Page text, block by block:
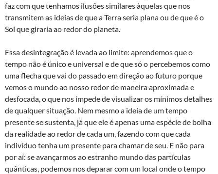
faz com que tenhamos ilusões similares àquelas que nos
transmitem as ideias de que a Terra seria plana ou de que é o
Sol que giraria ao redor do planeta.
Essa desintegração é levada ao limite: aprendemos que o
tempo não é único e universal e de que só o percebemos como
uma flecha que vai do passado em direção ao futuro porque
vemos o mundo ao nosso redor de maneira aproximada e
desfocada, o que nos impede de visualizar os mínimos detalhes
de qualquer situação. Nem mesmo a ideia de um tempo
presente se sustenta, já que ele é apenas uma espécie de bolha
da realidade ao redor de cada um, fazendo com que cada
indivíduo tenha um presente para chamar de seu. E não para
por aí: se avançarmos ao estranho mundo das partículas
quânticas, podemos nos deparar com um local onde o tempo